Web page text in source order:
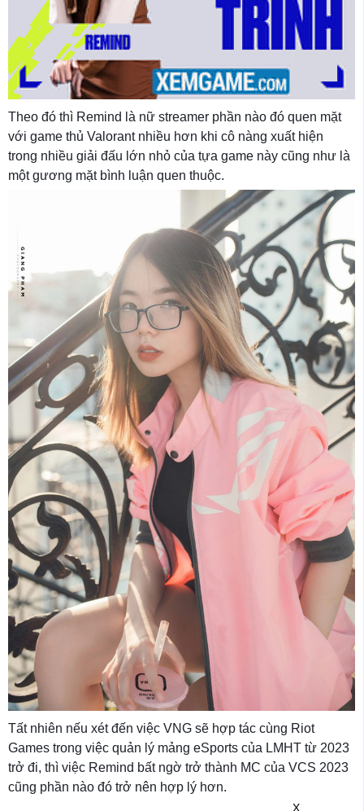
Theo đó thì Remind là nữ streamer phần nào đó quen mặt
với game thủ Valorant nhiều hơn khi cô nàng xuất hiện
trong nhiều giải đấu lớn nhỏ của tựa game này cũng như là
một gương mặt bình luận quen thuộc.
Tất nhiên nếu xét đến việc VNG sẽ hợp tác cùng Riot
Games trong việc quản lý mảng eSports của LMHT từ 2023
trở đi, thì việc Remind bất ngờ trở thành MC của VCS 2023
cũng phần nào đó trở nên hợp lý hơn.
X